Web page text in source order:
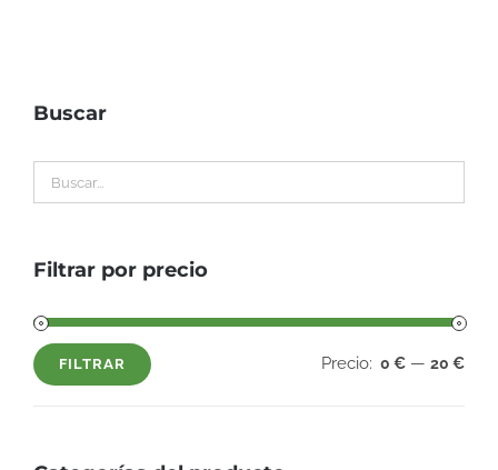
Buscar
Filtrar por precio
Precio
Precio
FILTRAR Precio: 0 € — 20 €